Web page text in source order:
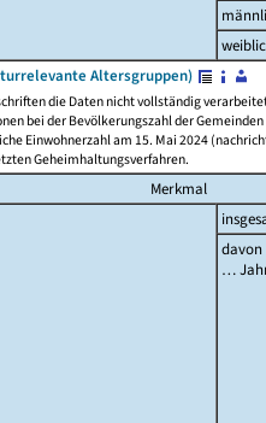
Altersgruppen)
die Daten nicht vollständig
bei der Bevölkerungszahl der
Einwohnerzahl am 15. Mai 2024
Geheimhaltungsverfahren.
Merkmal
…